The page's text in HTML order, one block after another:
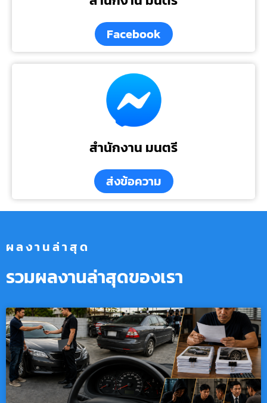
Facebook
สำนักงาน มนตรี
ส่งข้อความ
ผลงานล่าสุด
รวมผลงานล่าสุดของเรา